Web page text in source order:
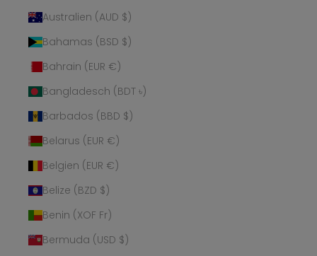
Australien (AUD $)
Bahamas (BSD $)
Bahrain (EUR €)
Bangladesch (BDT ৳)
Barbados (BBD $)
Belarus (EUR €)
Belgien (EUR €)
Belize (BZD $)
Benin (XOF Fr)
Bermuda (USD $)